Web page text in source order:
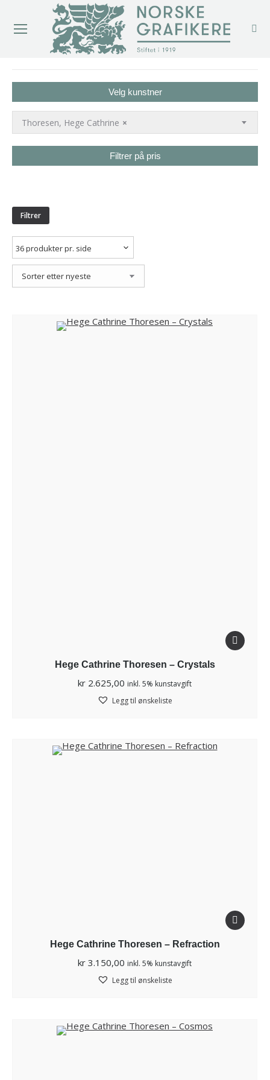
Velg kunstner
×
Thoresen, Hege Cathrine
Filtrer på pris
Filtrer
Hege Cathrine Thoresen – Crystals
kr 2.625,00 inkl. 5% kunstavgift
Legg til ønskeliste
Hege Cathrine Thoresen – Refraction
kr 3.150,00 inkl. 5% kunstavgift
Legg til ønskeliste